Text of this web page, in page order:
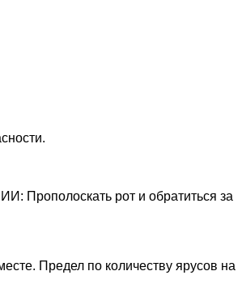
Прополоскать рот и обратиться за
Предел по количеству ярусов на